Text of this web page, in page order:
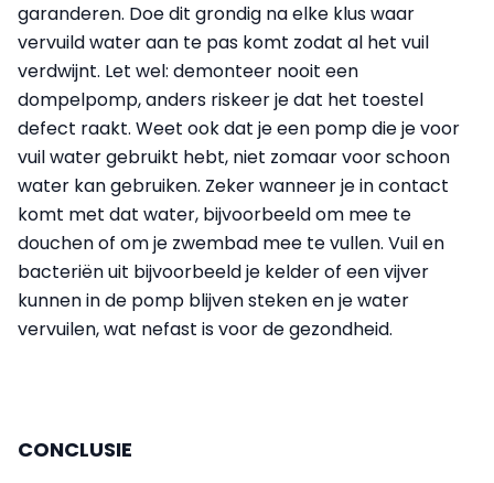
garanderen. Doe dit grondig na elke klus waar
vervuild water aan te pas komt zodat al het vuil
verdwijnt. Let wel: demonteer nooit een
dompelpomp, anders riskeer je dat het toestel
defect raakt. Weet ookdat je een pomp die je voor
vuil water gebruikt hebt, niet zomaar voor schoon
water kan gebruiken. Zeker wanneer je in contact
komt met dat water, bijvoorbeeld om mee te
douchen of om je zwembad mee te vullen. Vuil en
bacteriën uit bijvoorbeeld je kelder of een vijver
kunnen in de pomp blijven steken en je water
vervuilen, wat nefast is voor de gezondheid.
CONCLUSIE